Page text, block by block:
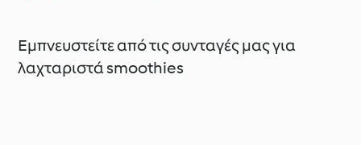
Εμπνευστείτε από τις συνταγές μας για
λαχταριστά smoothies